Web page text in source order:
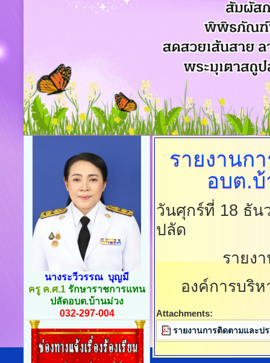
รายงานก
อบต.บ้
วันศุกร์ที่ 18 ธัน
ปลัด
รายง
องค์การบริ
Attachments:
รายงานการติดตามและป
นางระวีวรรณ บุญมี
ครู ค.ศ.1 รักษาราชการแทน
ปลัดอบต.บ้านม่วง
032-297-004